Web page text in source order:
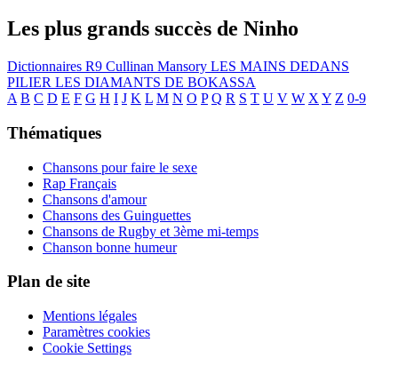
Les plus grands succès de Ninho
Dictionnaires R9 Cullinan Mansory LES MAINS DEDANS
PILIER LES DIAMANTS DE BOKASSA
A B C D E F G H I J K L M N O P Q R S T U V W X Y Z 0-9
Thématiques
Chansons pour faire le sexe
Rap Français
Chansons d'amour
Chansons des Guinguettes
Chansons de Rugby et 3ème mi-temps
Chanson bonne humeur
Plan de site
Mentions légales
Paramètres cookies
Cookie Settings